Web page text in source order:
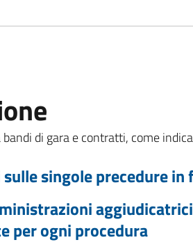
di gara e contratti, come
singole precedure
per ogni procedura